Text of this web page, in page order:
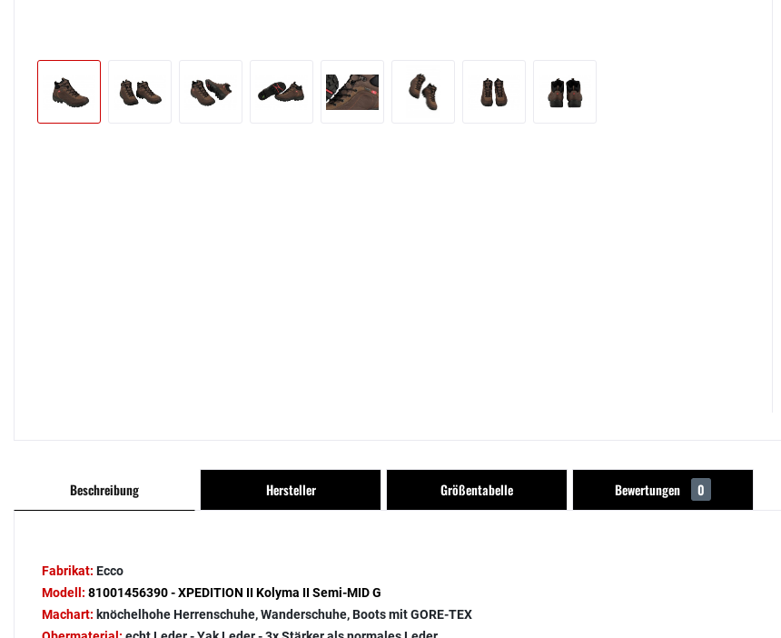
Beschreibung Hersteller Größentabelle Bewertungen 0
Fabrikat: Ecco
Modell: 81001456390 - XPEDITION II Kolyma II Semi-MID G
Machart: knöchelhohe Herrenschuhe, Wanderschuhe, Boots mit GORE-TEX